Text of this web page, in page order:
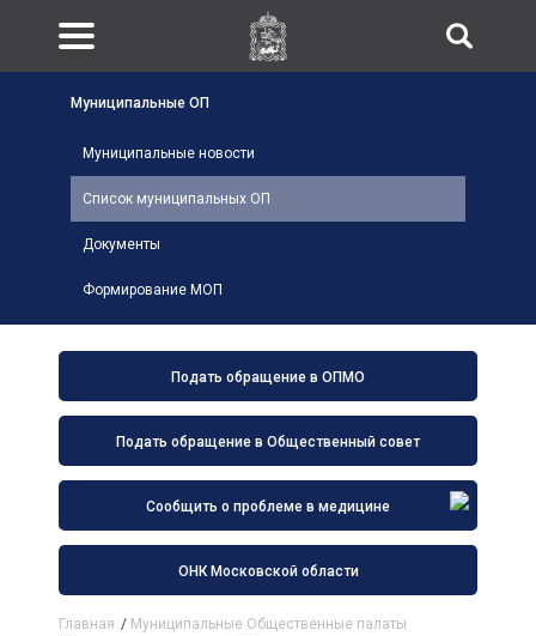
Подать обращение в ОПМО
Подать обращение в Общественный совет
Сообщить о проблеме в медицине
ОНК Московской области
Муниципальные ОП
Муниципальные новости
Список муниципальных ОП
Документы
Формирование МОП
Главная / Муниципальные Общественные палаты